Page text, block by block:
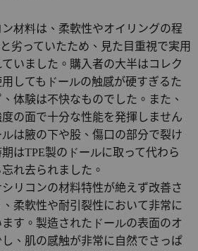
材料は、柔軟性やオイリングの程
劣っていたため、見た目重視で実用
いました。購入者の大半はコレク
しても ドールの触感が硬すぎるた
体験は不快なものでした。また、
の面で十分な性能を発揮しません
ルは腋の下や股、傷口の部分で裂け
はTPE製の ドールに取って代わら
れ去られました。
リコンの材料特性が絶えず改善さ
柔軟性や耐引裂性において非常に
す。製造された ドールの表面のオ
、肌の感触が非常に自然でさっぱ